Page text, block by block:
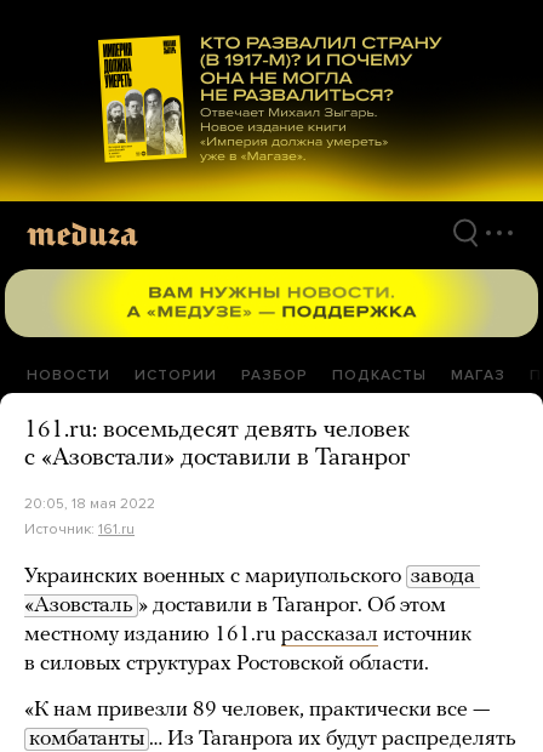
материалам
НОВОСТИ ИСТОРИИ РАЗБОР ПОДКАСТЫ МАГАЗ
161.ru: восемьдесят девять человек
с «Азовстали» доставили в Таганрог
20:05, 18 мая 2022
Источник: 161.ru
Украинских военных с мариупольского завода
«Азовсталь » доставили в Таганрог. Об этом
местному изданию 161.ru рассказал источник
в силовых структурах Ростовской области.
«К нам привезли 89 человек, практически все —
комбатанты … Из Таганрога их будут распределять